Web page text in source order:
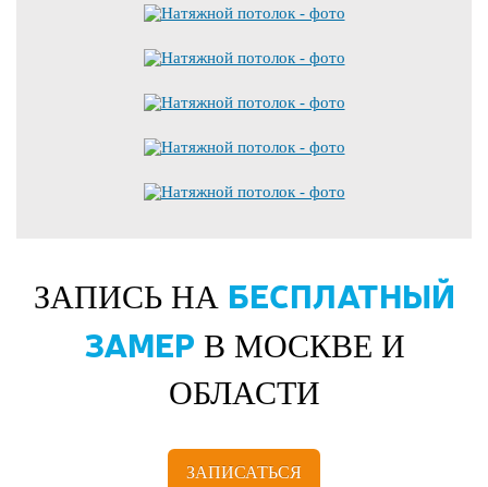
ЗАПИСЬ НА БЕСПЛАТНЫЙ
ЗАМЕР В МОСКВЕ И
ОБЛАСТИ
ЗАПИСАТЬСЯ